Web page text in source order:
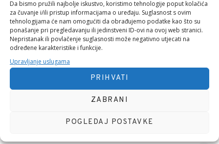
Da bismo pružili najbolje iskustvo, koristimo tehnologije poput kolačića
za čuvanje i/ili pristup informacijama o uređaju. Suglasnost s ovim
tehnologijama će nam omogućiti da obrađujemo podatke kao što su
ponašanje pri pregledavanju ili jedinstveni ID-ovi na ovoj web stranici.
Nepristanak ili povlačenje suglasnosti može negativno utjecati na
određene karakteristike i funkcije.
Upravljanje uslugama
PRIHVATI
ZABRANI
POGLEDAJ POSTAVKE
D04 Zastupljeni Politički Aktivizam 5
D05. Igrač
D06. Majstor
D07 Programiranje 73
D08 Sistemski i Mrežni Administrator 113